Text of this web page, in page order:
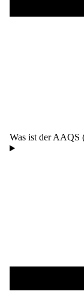
Was ist der AAQS